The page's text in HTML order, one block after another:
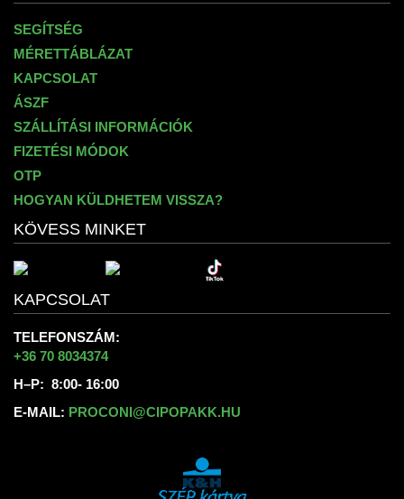
SEGÍTSÉG
MÉRETTÁBLÁZAT
KAPCSOLAT
ÁSZF
SZÁLLÍTÁSI INFORMÁCIÓK
FIZETÉSI MÓDOK
OTP
HOGYAN KÜLDHETEM VISSZA?
KÖVESS MINKET
KAPCSOLAT
TELEFONSZÁM:
+36 70 8034374
H–P: 8:00- 16:00
E-MAIL: PROCONI@CIPOPAKK.HU